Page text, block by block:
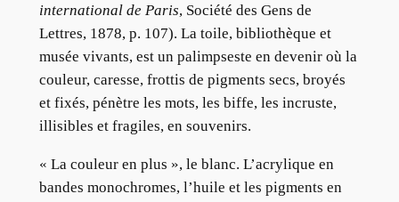
international de Paris, Société des Gens de
Lettres, 1878, p. 107). La toile, bibliothèque et
musée vivants, est un palimpseste en devenir où la
couleur, caresse, frottis de pigments secs, broyés
et fixés, pénètre les mots, les biffe, les incruste,
illisibles et fragiles, en souvenirs.
« La couleur en plus », le blanc. L’acrylique en
bandes monochromes, l’huile et les pigments en